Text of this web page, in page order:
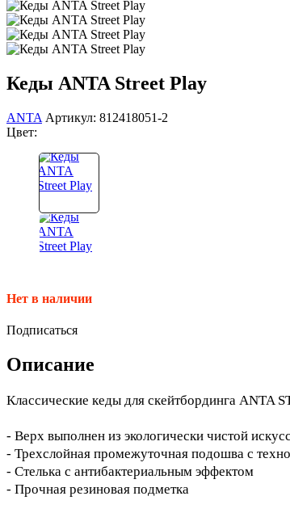
Кеды ANTA Street Play
ANTA Артикул: 812418051-2
Цвет:
Нет в наличии
Подписаться
Описание
Классические кеды для скейтбординга ANTA
- Верх выполнен из экологически чистой
- Трехслойная промежуточная подошва с
- Стелька с антибактериальным эффектом
- Прочная резиновая подметка